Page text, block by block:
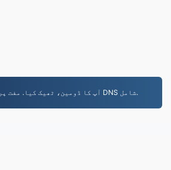
آپ کا ڈومین، ٹھیک کیا. مفت پرائیویٹی اور DNS شامل.